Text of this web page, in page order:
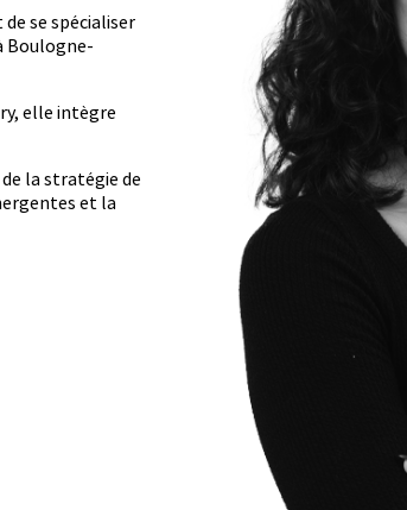
se spécialiser
Boulogne-
elle intègre
la stratégie de
et la